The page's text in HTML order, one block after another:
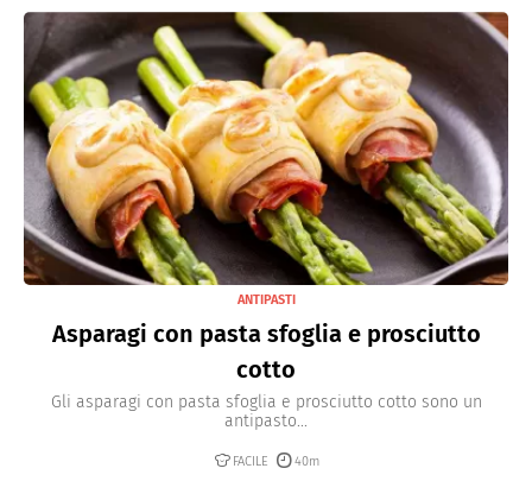
ANTIPASTI
Asparagi con pasta sfoglia e prosciutto
cotto
Gli asparagi con pasta sfoglia e prosciutto cotto sono un
antipasto...
FACILE 40m